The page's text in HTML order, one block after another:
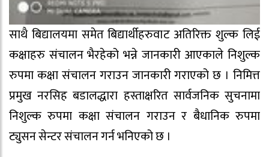
साथै बिद्यालयमा समेत बिद्यार्थीहरुवाट अतिरिक्त शुल्क लिई
कक्षाहरु संचालन भैरहेको भन्ने जानकारी आएकाले निशुल्क
रुपमा कक्षा संचालन गराउन जानकारी गराएको छ । निमित्त
प्रमुख नरसिह बडालद्धारा हस्ताक्षरित सार्वजनिक सुचनामा
निशुल्क रुपमा कक्षा संचालन गराउन र बैधानिक रुपमा
ट्युसन सेन्टर संचालन गर्न भनिएको छ ।